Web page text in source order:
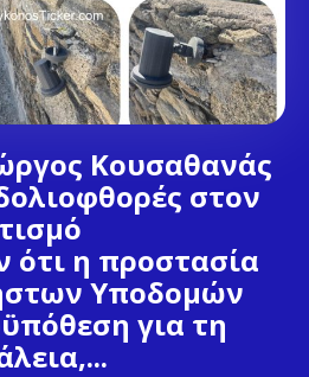
Κουσαθανάς
στον
ότι η προστασία
Υποδομών
για τη